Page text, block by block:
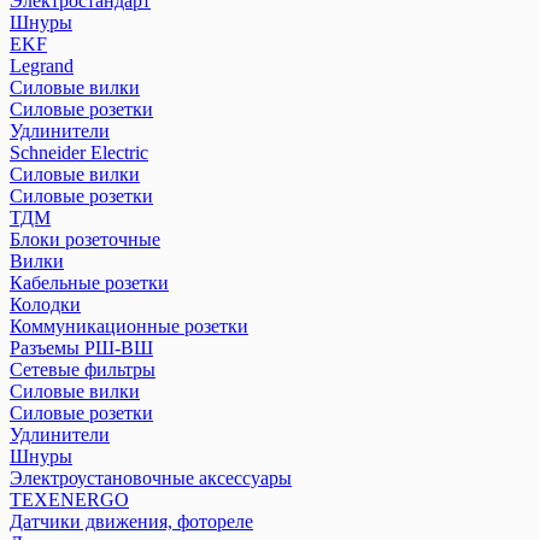
Реле контроля фаз/напряжения
Реле промежуточные РЭК и разъемы РРМ
Реле температуры серии РТ
Розетки и звонки на DIN-рейку
Рубильники модульные РМ
Рубильники модульные РМВ
Рубильники РКН
Рубильники РПБ
Рубильники РПС
Устройства автоматического ввода резерва АВР
Устройства защитного отклющения розеточные
ПЕРЕЙТИ В РАЗДЕЛ
Шнуры
EKF
Legrand
Силовые вилки
Силовые розетки
Удлинители
Schneider Electric
Силовые вилки
Силовые розетки
ТДМ
Блоки розеточные
Вилки
Кабельные розетки
Колодки
Коммуникационные розетки
Разъемы РШ-ВШ
Сетевые фильтры
Силовые вилки
Силовые розетки
Удлинители
Шнуры
Электроустановочные аксессуары
TEXENERGO
Датчики движения, фотореле